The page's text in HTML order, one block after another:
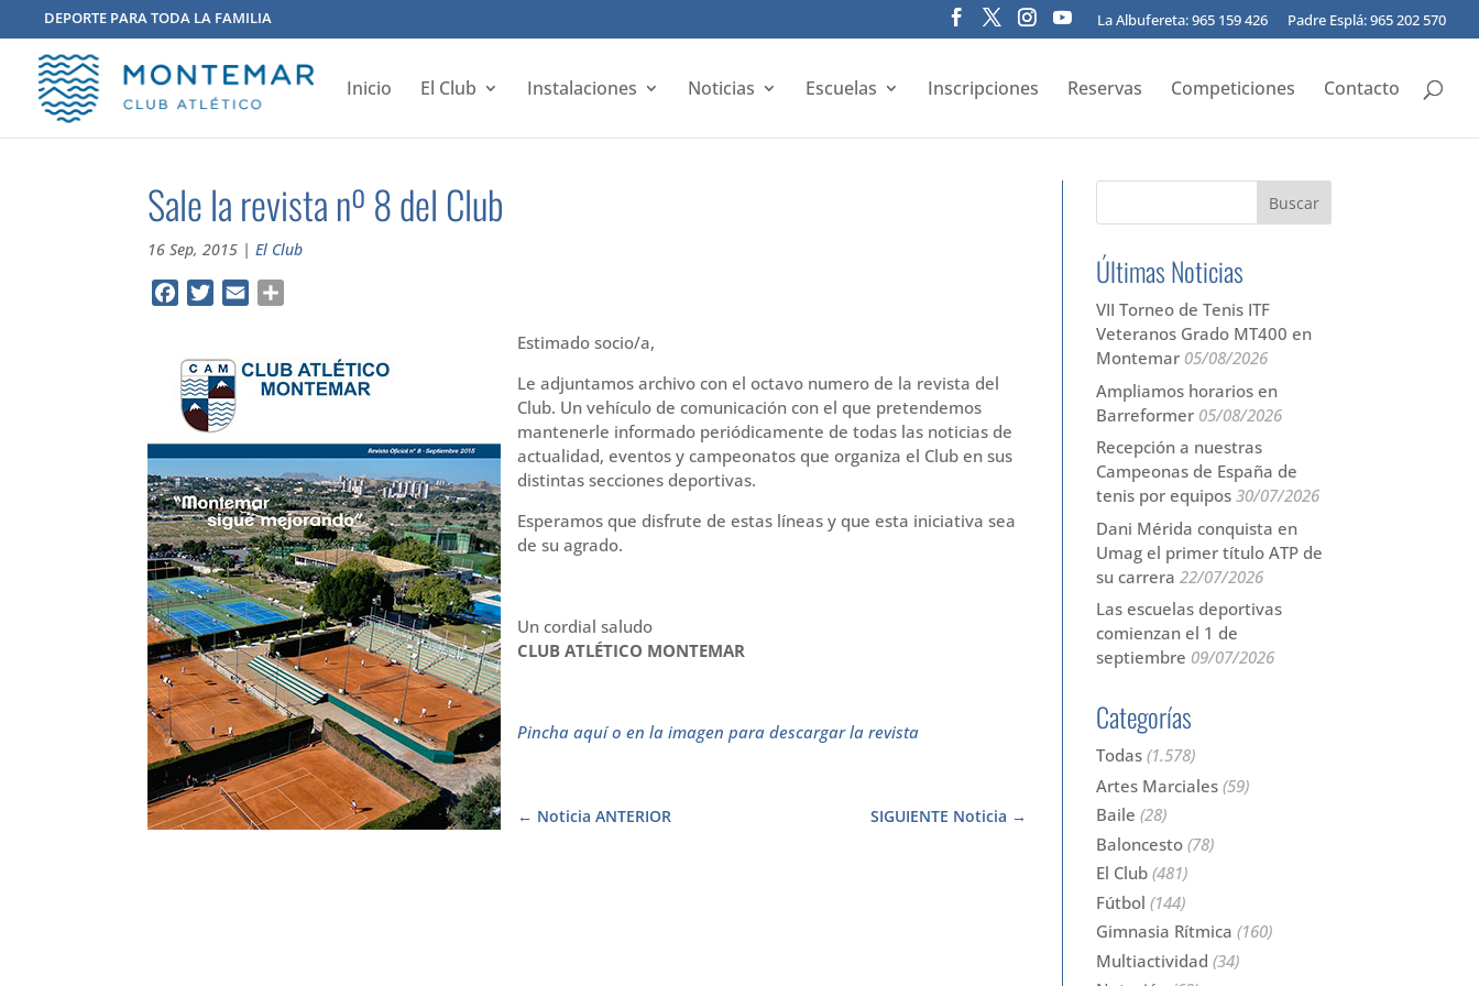
DEPORTE PARA TODA LA FAMILIA La Albufereta: 965 159 426 Padre Esplá: 965 202 570
Inicio El Club Instalaciones Noticias Escuelas Inscripciones Reservas Competiciones Contacto
Sale la revista nº 8 del Club
16 Sep, 2015 |El Club
FacebookTwitterEmail
Estimado socio/a,
Le adjuntamos archivo con el octavo numero de la revista del
Club. Un vehículo de comunicación con el que pretendemos
mantenerle informado periódicamente de todas las noticias de
actualidad, eventos y campeonatos que organiza el Club en sus
distintas secciones deportivas.
Esperamos que disfrute de estas líneas y que esta iniciativa sea
de su agrado.
Un cordial saludo
CLUB ATLÉTICO MONTEMAR
Pincha aquí o en la imagen para descargar la revista
SIGUIENTE Noticia
Noticia ANTERIOR
Últimas Noticias
VII Torneo de Tenis ITF
Veteranos Grado MT400 en
Montemar 05/08/2026
Ampliamos horarios en
Barreformer 05/08/2026
Recepción a nuestras
Campeonas de España de
tenis por equipos 30/07/2026
Dani Mérida conquista en
Umag el primer título ATP de
su carrera 22/07/2026
Las escuelas deportivas
comienzan el 1 de
septiembre 09/07/2026
Categorías
Todas(1.578)
Artes Marciales(59)
Baile (28)
Baloncesto(78)
El Club(481)
Fútbol (144)
Gimnasia Rítmica (160)
Multiactividad (34)